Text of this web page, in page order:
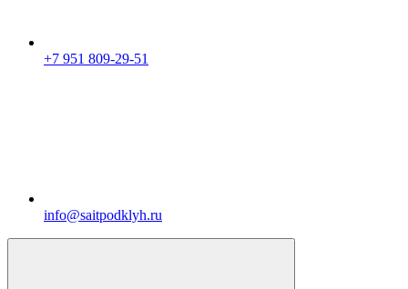
+7 951 809-29-51
info@saitpodklyh.ru